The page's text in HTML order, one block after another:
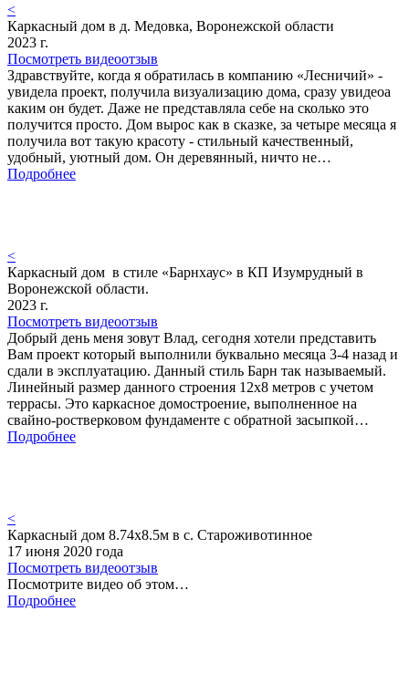
<
Каркасный дом в д. Медовка, Воронежской области
2023 г.
Посмотреть видеоотзыв
Здравствуйте, когда я обратилась в компанию «Лесничий» -
увидела проект, получила визуализацию дома, сразу увидеоа
каким он будет. Даже не представляла себе на сколько это
получится просто. Дом вырос как в сказке, за четыре месяца я
получила вот такую красоту - стильный качественный,
удобный, уютный дом. Он деревянный, ничто не…
Подробнее
<
Каркасный дом в стиле «Барнхаус» в КП Изумрудный в
Воронежской области.
2023 г.
Посмотреть видеоотзыв
Добрый день меня зовут Влад, сегодня хотели представить
Вам проект который выполнили буквально месяца 3-4 назад и
сдали в эксплуатацию. Данный стиль Барн так называемый.
Линейный размер данного строения 12х8 метров с учетом
террасы. Это каркасное домостроение, выполненное на
свайно-ростверковом фундаменте с обратной засыпкой…
Подробнее
<
Каркасный дом 8.74х8.5м в с. Староживотинное
17 июня 2020 года
Посмотреть видеоотзыв
Посмотрите видео об этом…
Подробнее